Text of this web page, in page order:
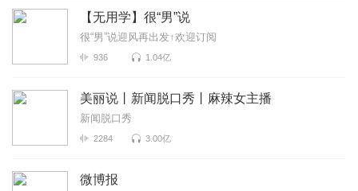
【无用学】很“男”说
很“男”说迎风再出发↑欢迎订阅
936 1.04亿
美丽说丨新闻脱口秀丨麻辣女主播
新闻脱口秀
2284 3.00亿
微博报